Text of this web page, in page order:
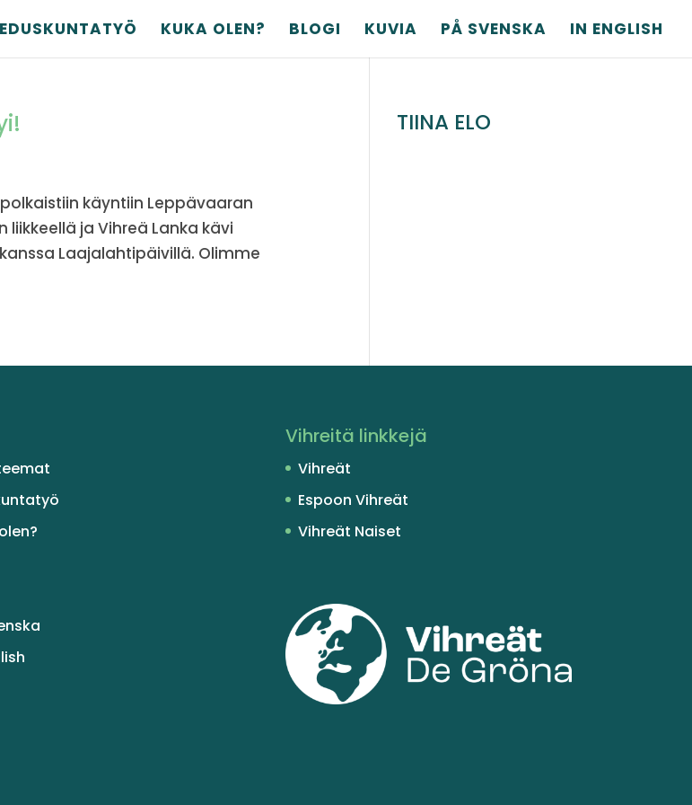
EDUSKUNTATYÖ KUKA OLEN? BLOGI KUVIA PÅ SVENSKA IN ENGLISH
käyntiin Leppävaaran
ja Vihreä Lanka kävi
Laajalahtipäivillä. Olimme
TIINA ELO
Vihreitä linkkejä
Vihreät
Espoon Vihreät
Vihreät Naiset